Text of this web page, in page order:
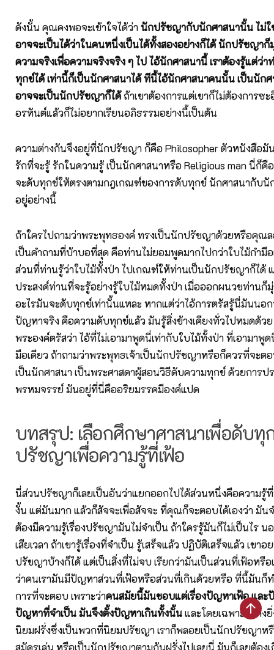
ดังนั้น คุณคงพอจะเข้าใจได้ว่านักปรัชญากับนักศาสนานั้น ไม่ใ
อาจจะเป็นได้ว่าในคนหนึ่งเป็นได้ทั้งสองอย่างก็ได้ นักปรัชญาก็
ความจริงเพื่อความจริงจริง ๆ ไป ไอ้นักศาสนานี้ เราต้องรู้แต่ว่
ทุกข์ได้ เท่านี้ก็เป็นนักศาสนาได้ ทีนี้ไอ้นักศาสนาคนนั้น เป็นนักศ
อาจจะเป็นนักปรัชญาก็ได้ถ้าเขาต้องการแต่เขาก็ไม่ต้องการซ
อรหันต์แล้วก็ไม่อยากเรียนอภิธรรมอย่างนี้เป็นต้น
ความต่างกันจึงอยู่ที่นักปรัชญา ก็คือ Philosopher ตัวหนังสือมั
รักที่จะรู้ รักในความรู้ เป็นนักศาสนาหรือ Religious man นี่ก็คื
จะดับทุกข์ให้ตรงตามกฎเกณฑ์ของการดับทุกข์ นักศาสนากับ
อยู่อย่างนี้
ถ้าใครไปถามว่าพระพุทธองค์ ทรงเป็นนักปรัชญาด้วยหรือคุณ
เป็นคำถามที่บ้าบอที่สุด คือท่านไม่ยอมพูดมากไปกว่าใบไม้กำมือ
ส่วนที่ท่านรู้ว่าใบไม้ทั้งป่า ไปเกณฑ์ให้ท่านเป็นนักปรัชญาก็ได้
ประสงค์ท่านที่จะรู้อย่างรู้ใบไม้หมดทั้งป่า เมื่อออกผนวชท่านก็
อะไรมันจะดับทุกข์เท่านั้นแหละ หากแต่ว่าไอ้การตรัสรู้นี่มันนอ
ปัญหาจริง คือความดับทุกข์แล้ว มันรู้สิ่งข้างเคียงทั่วไปหมดด้วย
พระองค์ตรัสว่า ไอ้ที่ไม่เอามาพูดนี่เท่ากับใบไม้ทั้งป่า ที่เอามาพู
มือเดียว ถ้าถามว่าพระพุทธเจ้าเป็นนักปรัชญาหรือก็ควรที่จะต
เป็นนักศาสนา เป็นพระศาสดาผู้สอนวิธีดับความทุกข์ ด้วยการป
พรหมจรรย์ มันอยู่ที่นี่คืออริยมรรคมีองค์แปด
บทสรุป: เลือกศึกษาศาสนาเพื่อดับทุ
ปรัชญาเพื่อความรู้ที่เฟ้อ
นี่ส่วนปรัชญาก็เลยเป็นอันว่าแยกออกไปได้ส่วนหนึ่งคือความรู้
งั้น แต่มันมาก แล้วก็สัจจะเพื่อสัจจะ ที่คุณก็จะตอบได้เองว่า มัน
ต้องมีความรู้เรื่องปรัชญามันไม่จำเป็น ถ้าใครรู้มันก็ไม่เป็นไร น
เสียเวลา ถ้าเขารู้เรื่องที่จำเป็น รู้เสร็จแล้ว ปฏิบัติเสร็จแล้ว เขาอ
ปรัชญาบ้างก็ได้ แต่เป็นสิ่งที่ไม่จบ เรียกว่ามันเป็นส่วนที่เฟ้อหรื
ว่าคนเรามันมีปัญหาส่วนที่เฟ้อหรือส่วนที่เกินด้วยหรือ ที่นี้มันก็
การที่จะตอบ เพราะว่าคนสมัยนี้มันชอบแต่เรื่องปัญหาเฟ้อ และ
ปัญหาที่จำเป็น มันจึงตั้งปัญหาเกินทั้งนั้นและโดยเฉพาะอย่างยิ่
นิยมฝรั่งซึ่งเป็นพวกที่นิยมปรัชญา เราก็พลอยเป็นนักปรัชญา
สมัครเล่น หรือเป็นนักปรัชญาตามก้นฝรั่งไปเลยนี่ มันก็เลยต้อง